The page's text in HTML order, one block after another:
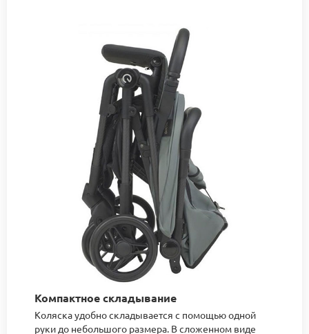
Компактное складывание
Коляска удобно складывается с помощью одной
руки до небольшого размера. В сложенном виде